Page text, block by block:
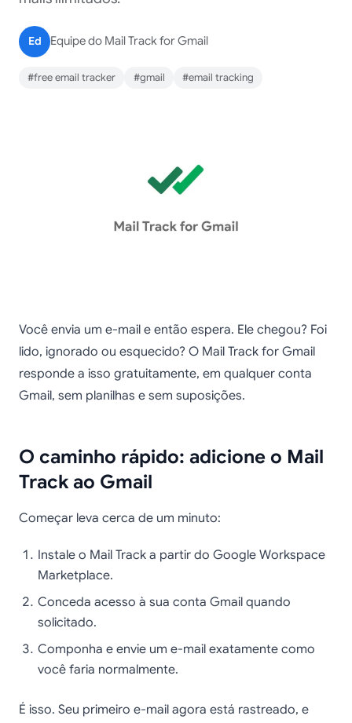
Ed Equipe do Mail Track for Gmail
#free email tracker #gmail #email tracking
Você envia um e-mail e então espera. Ele chegou? Foi
lido, ignorado ou esquecido? O Mail Track for Gmail
responde a isso gratuitamente, em qualquer conta
Gmail, sem planilhas e sem suposições.
O caminho rápido: adicione o Mail
Track ao Gmail
Começar leva cerca de um minuto:
Instale o Mail Track a partir do Google Workspace
Marketplace.
Conceda acesso à sua conta Gmail quando
solicitado.
Componha e envie um e-mail exatamente como
você faria normalmente.
É isso. Seu primeiro e-mail agora está rastreado, e